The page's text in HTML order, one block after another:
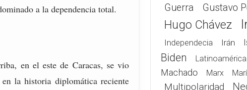
a la dependencia total.
en el este de Caracas, se vio
la historia diplomática reciente
Guerra Gustavo
Hugo Chávez
Independecia Irán
Biden
Latinoamérica
Machado
Marx
Multipolaridad